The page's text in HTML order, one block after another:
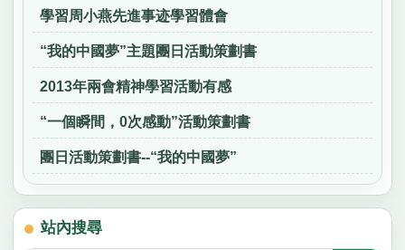
學習周小燕先進事迹學習體會
“我的中國夢”主題團日活動策劃書
2013年兩會精神學習活動有感
“一個瞬間，0次感動”活動策劃書
團日活動策劃書--“我的中國夢”
站內搜尋